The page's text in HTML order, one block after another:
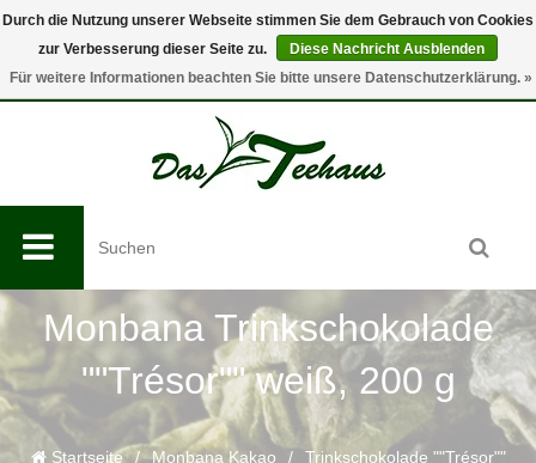
0
Monbana Trinkschokolade
""Trésor"" weiß, 200 g
Startseite / Monbana Kakao /
Trinkschokolade ""Trésor""
Durch die Nutzung unserer Webseite stimmen Sie dem Gebrauch von Cookies
zur Verbesserung dieser Seite zu.
Diese Nachricht Ausblenden
Für weitere Informationen beachten Sie bitte unsere Datenschutzerklärung. »